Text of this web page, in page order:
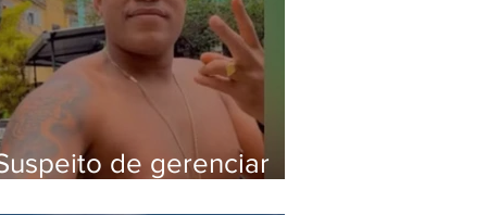
de gerenciar